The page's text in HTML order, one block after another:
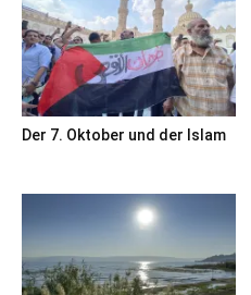
Der 7. Oktober und der Islam